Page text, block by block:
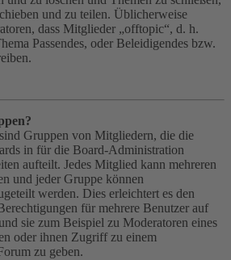
und zu teilen. Üblicherweise
dass Mitglieder „offtopic“, d. h.
Passendes, oder Beleidigendes bzw.
Gruppen von Mitgliedern, die die
in für die Board-Administration
aufteilt. Jedes Mitglied kann mehreren
und jeder Gruppe können
werden. Dies erleichtert es den
für mehrere Benutzer auf
sie zum Beispiel zu Moderatoren eines
oder ihnen Zugriff zu einem
zu geben.